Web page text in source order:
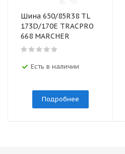
Шина 650/85R38 TL
173D/170E TRACPRO
668 MARCHER
Есть в наличии
Подробнее